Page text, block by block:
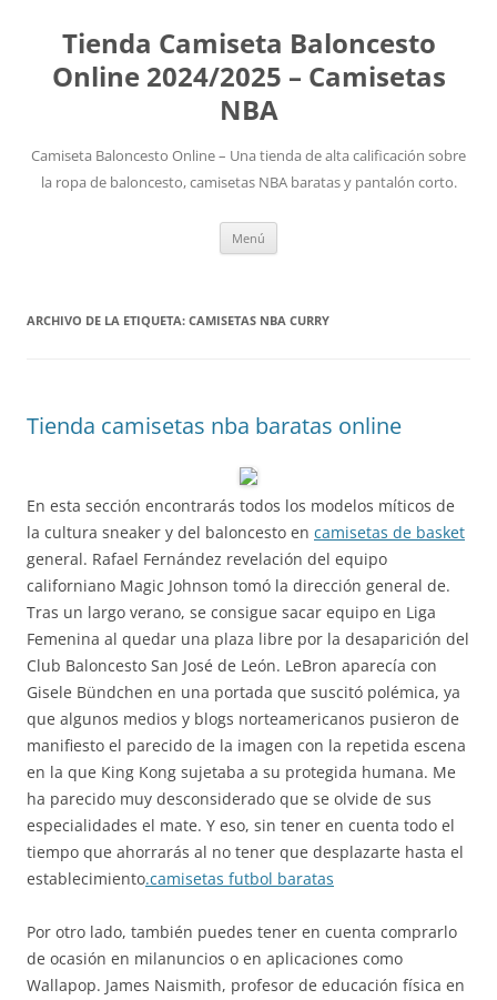
Tienda Camiseta Baloncesto
Online 2024/2025 – Camisetas
NBA
Camiseta Baloncesto Online – Una tienda de alta calificación sobre
la ropa de baloncesto, camisetas NBA baratas y pantalón corto.
Menú
ARCHIVO DE LA ETIQUETA: CAMISETAS NBA CURRY
Tienda camisetas nba baratas online
En esta sección encontrarás todos los modelos míticos de
la cultura sneaker y del baloncesto en camisetas de basket
general. Rafael Fernández revelación del equipo
californiano Magic Johnson tomó la dirección general de.
Tras un largo verano, se consigue sacar equipo en Liga
Femenina al quedar una plaza libre por la desaparición del
Club Baloncesto San José de León. LeBron aparecía con
Gisele Bündchen en una portada que suscitó polémica, ya
que algunos medios y blogs norteamericanos pusieron de
manifiesto el parecido de la imagen con la repetida escena
en la que King Kong sujetaba a su protegida humana. Me
ha parecido muy desconsiderado que se olvide de sus
especialidades el mate. Y eso, sin tener en cuenta todo el
tiempo que ahorrarás al no tener que desplazarte hasta el
establecimiento.camisetas futbol baratas
Por otro lado, también puedes tener en cuenta comprarlo
de ocasión en milanuncios o en aplicaciones como
Wallapop. James Naismith, profesor de educación física en